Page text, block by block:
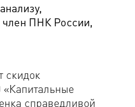
член ПНК России,
скидок
справедливой